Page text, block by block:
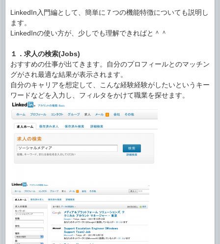
LinkedIn入門編として、簡単に７つの機能特徴についても説明し
ます。
LinkedInの使い方が、少しでも理解できればと＾＾
１．求人の検索(Jobs)
おすすめの仕事が出てきます。自分のプロフィールとのマッチン
グがされ最適な結果が表示されます。
自分のキャリアを想定して、こんな経験経験がしたいというキー
ワードなどを入力し、フィルタをかけて職業を探せます。